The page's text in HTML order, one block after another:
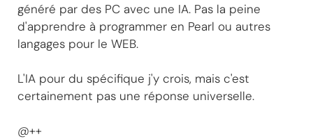
généré par des PC avec une IA. Pas la peine
d'apprendre à programmer en Pearl ou autres
langages pour le WEB.
L'IA pour du spécifique j'y crois, mais c'est
certainement pas une réponse universelle.
@++